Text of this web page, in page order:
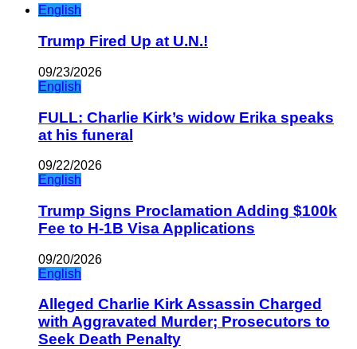
English
Trump Fired Up at U.N.!
09/23/2026
English
FULL: Charlie Kirk’s widow Erika speaks
at his funeral
09/22/2026
English
Trump Signs Proclamation Adding $100k
Fee to H-1B Visa Applications
09/20/2026
English
Alleged Charlie Kirk Assassin Charged
with Aggravated Murder; Prosecutors to
Seek Death Penalty